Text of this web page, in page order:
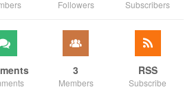
Followers Subscribers
3
Members
RSS
Subscribe